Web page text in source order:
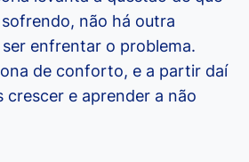
não há outra
enfrentar o problema.
de conforto, e a partir daí
crescer e aprender a não